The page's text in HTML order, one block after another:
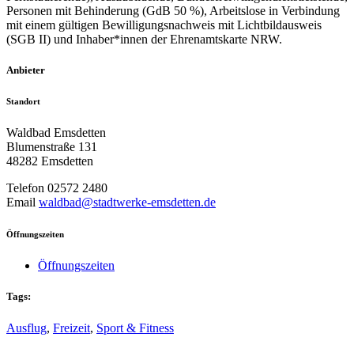
Personen mit Behinderung (GdB 50 %), Arbeitslose in Verbindung
mit einem gültigen Bewilligungsnachweis mit Lichtbildausweis
(SGB II) und Inhaber*innen der Ehrenamtskarte NRW.
Anbieter
Standort
Waldbad Emsdetten
Blumenstraße 131
48282 Emsdetten
Telefon 02572 2480
Email waldbad@stadtwerke-emsdetten.de
Öffnungszeiten
Öffnungszeiten
Tags:
Ausflug, Freizeit, Sport & Fitness